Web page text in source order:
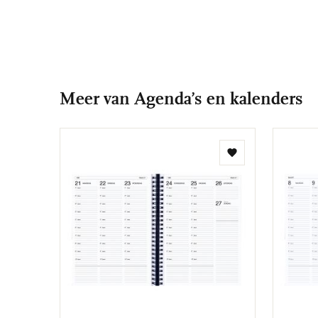
Meer van Agenda’s en kalenders
Toevoegen
verlanglijst